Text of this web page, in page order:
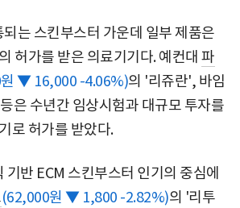
는 스킨부스터 가운데 일부 제품은
허가를 받은 의료기기다. 예컨대 파
▼ 16,000 -4.06%)의 '리쥬란', 바임
은 수년간 임상시험과 대규모 투자를
로 허가를 받았다.
기반 ECM 스킨부스터 인기의 중심에
(62,000원 ▼ 1,800 -2.82%)의 '리투